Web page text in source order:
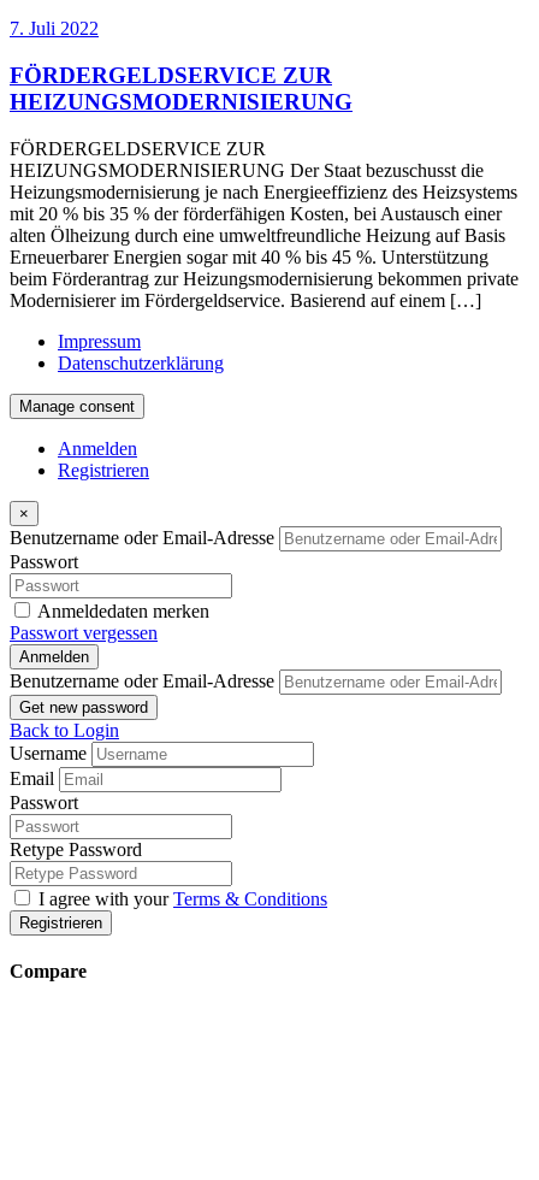
7. Juli 2022
FÖRDERGELDSERVICE ZUR
HEIZUNGSMODERNISIERUNG
FÖRDERGELDSERVICE ZUR
HEIZUNGSMODERNISIERUNG Der Staat bezuschusst die
Heizungsmodernisierung je nach Energieeffizienz des Heizsystems
mit 20 % bis 35 % der förderfähigen Kosten, bei Austausch einer
alten Ölheizung durch eine umweltfreundliche Heizung auf Basis
Erneuerbarer Energien sogar mit 40 % bis 45 %. Unterstützung
beim Förderantrag zur Heizungsmodernisierung bekommen private
Modernisierer im Fördergeldservice. Basierend auf einem […]
Impressum
Datenschutzerklärung
Manage consent
Anmelden
Registrieren
×
Benutzername oder Email-Adresse
Passwort
Anmeldedaten merken
Passwort vergessen
Anmelden
Benutzername oder Email-Adresse
Get new password
Back to Login
Username
Email
Passwort
Retype Password
I agree with yourTerms & Conditions
Registrieren
Compare